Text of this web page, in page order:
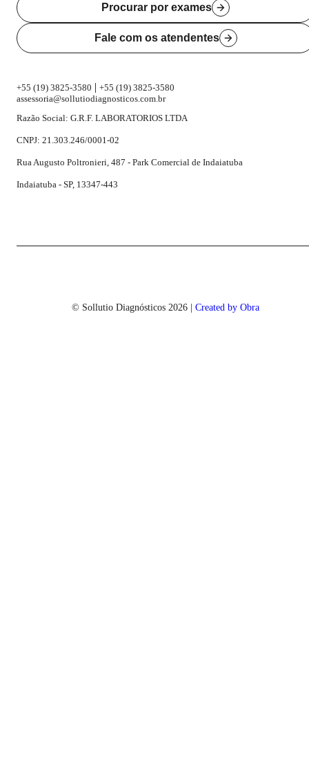
+55 (19) 3825-3580 | +55 (19) 3825-3580
assessoria@sollutiodiagnosticos.com.br
Razão Social: G.R.F. LABORATORIOS LTDA
CNPJ: 21.303.246/0001-02
Rua Augusto Poltronieri, 487 - Park Comercial de Indaiatuba
Indaiatuba - SP, 13347-443
Procurar por exames
Fale com os atendentes
© Sollutio Diagnósticos 2026 | Created by Obra